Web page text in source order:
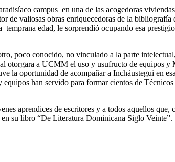
campus en una de las acogedoras
de valiosas obras enriquecedoras de la
edad, le sorprendió ocupando esa
poco conocido, no vinculado a la parte
a UCMM el uso y usufructo de equipos y
la oportunidad de acompañar a Incháustegui en
han servido para formar cientos de
aprendices de escritores y a todos aquellos
su libro “De Literatura Dominicana Siglo Veinte”.